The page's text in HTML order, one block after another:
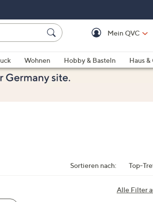
Mein QVC
Wohnen Hobby & Basteln
Haus &
Sortieren nach: Top-
Alle Filter